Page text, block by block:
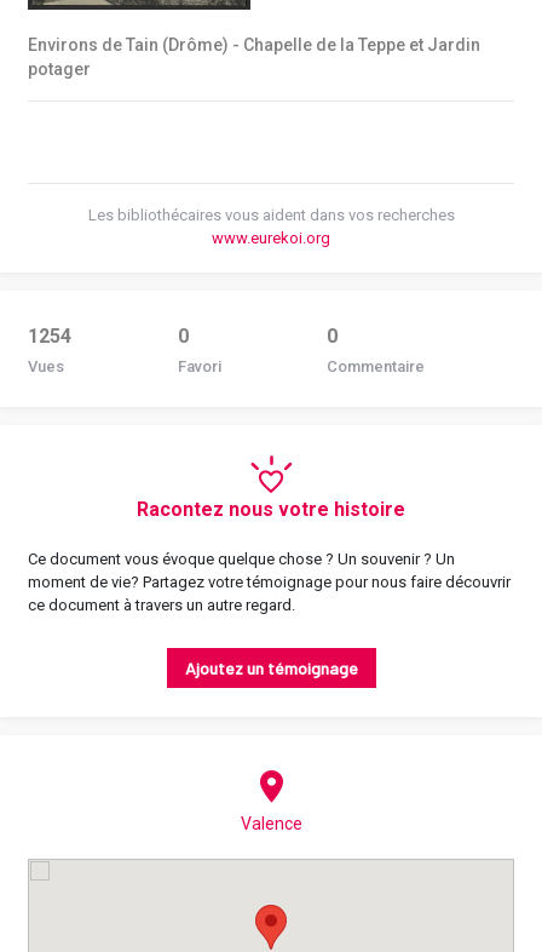
Environs de Tain (Drôme) - Chapelle de la Teppe et Jardin
potager
Les bibliothécaires vous aident dans vos recherches
www.eurekoi.org
1254
Vues
0
Favori
0
Commentaire
Racontez nous votre histoire
Ce document vous évoque quelque chose ? Un souvenir ? Un
moment de vie? Partagez votre témoignage pour nous faire découvrir
ce document à travers un autre regard.
Ajoutez un témoignage
Valence